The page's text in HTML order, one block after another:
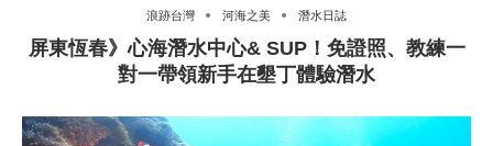
浪跡台灣 河海之美 潛水日誌
屏東恆春》心海潛水中心& SUP！免證照、教練一
對一帶領新手在墾丁體驗潛水